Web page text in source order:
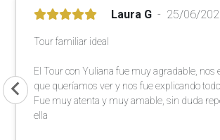
Laura G 25/06/
Tour familiar ideal
El Tour con Yuliana fue muy agradable, nos
que queríamos ver y nos fue explicando
Fue muy atenta y muy amable, sin duda
ella